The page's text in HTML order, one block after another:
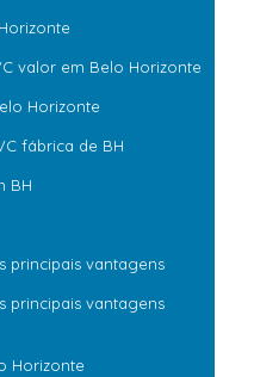
valor em Belo Horizonte
Horizonte
fábrica de BH
BH
principais vantagens
principais vantagens
Horizonte